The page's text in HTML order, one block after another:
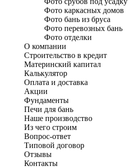
Фото каркасных домов
Фото бань из бруса
Фото перевозных бань
Фото отделки
О компании
Строительство в кредит
Материнский капитал
Калькулятор
Оплата и доставка
Акции
Фундаменты
Печи для бань
Наше производство
Из чего строим
Вопрос-ответ
Типовой договор
Отзывы
Контакты